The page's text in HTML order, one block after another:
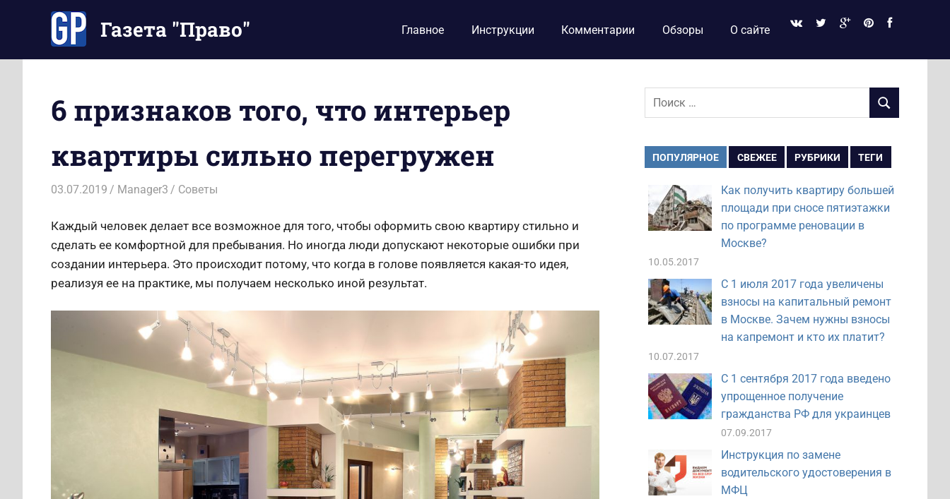
содержимому
Газета "Право"
Ваше
время
Главное Инструкции Комментарии Обзоры О сайте
6 признаков того, что интерьер
квартиры сильно перегружен
03.07.2019 Manager3 Советы
Каждый человек делает все возможное для того, чтобы оформить свою квартиру стильно и
сделать ее комфортной для пребывания. Но иногда люди допускают некоторые ошибки при
создании интерьера. Это происходит потому, что когда в голове появляется какая-то идея,
реализуя ее на практике, мы получаем несколько иной результат.
Поиск
ПОИСК
ПОПУЛЯРНОЕ СВЕЖЕЕ РУБРИКИ ТЕГИ
Как получить квартиру большей
площади при сносе пятиэтажки
по программе реновации в
Москве?
10.05.2017
С 1 июля 2017 года увеличены
взносы на капитальный ремонт
в Москве. Зачем нужны взносы
на капремонт и кто их платит?
10.07.2017
С 1 сентября 2017 года введено
упрощенное получение
гражданства РФ для украинцев
07.09.2017
Инструкция по замене
водительского удостоверения в
МФЦ